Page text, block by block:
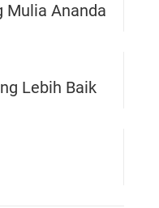
Mulia Ananda
Lebih Baik